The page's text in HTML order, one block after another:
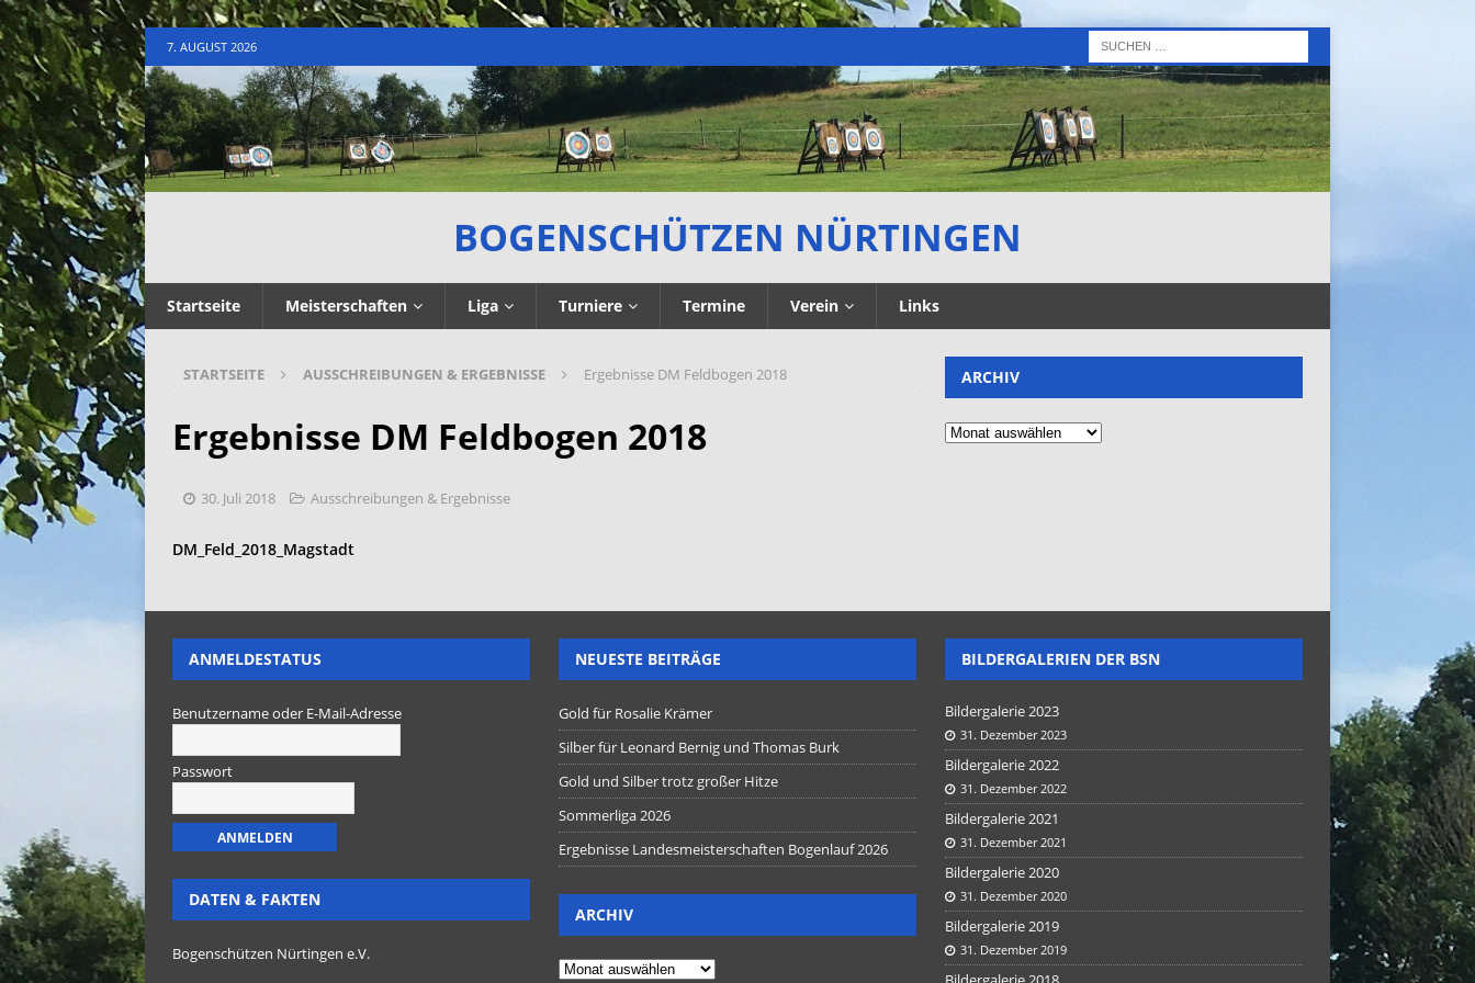
7. AUGUST 2026
BOGENSCHÜTZEN NÜRTINGEN
Startseite Meisterschaften Liga Turniere Termine Verein Links
STARTSEITE AUSSCHREIBUNGEN & ERGEBNISSE Ergebnisse DM Feldbogen 2018
Ergebnisse DM Feldbogen 2018
30. Juli 2018 Ausschreibungen & Ergebnisse
DM_Feld_2018_Magstadt
ARCHIV
ANMELDESTATUS
Benutzername oder E-Mail-Adresse
Passwort
DATEN & FAKTEN
Bogenschützen Nürtingen e.V.
NEUESTE BEITRÄGE
Gold für Rosalie Krämer
Silber für Leonard Bernig und Thomas Burk
Gold und Silber trotz großer Hitze
Sommerliga 2026
Ergebnisse Landesmeisterschaften Bogenlauf 2026
ARCHIV
BILDERGALERIEN DER BSN
Bildergalerie 2023
31. Dezember 2023
Bildergalerie 2022
31. Dezember 2022
Bildergalerie 2021
31. Dezember 2021
Bildergalerie 2020
31. Dezember 2020
Bildergalerie 2019
31. Dezember 2019